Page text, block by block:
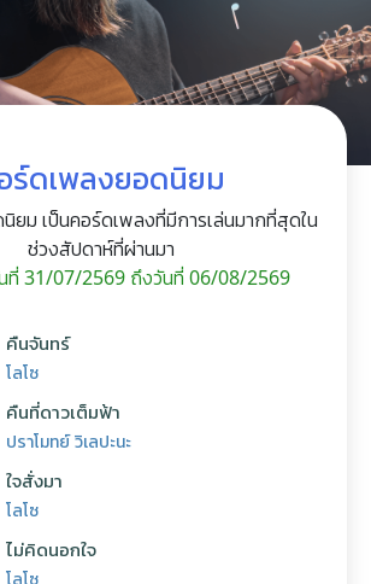
ร์ดเพลงยอดนิยม
ยม เป็นคอร์ดเพลงที่มีการเล่นมากที่สุดใน
ช่วงสัปดาห์ที่ผ่านมา
ที่ 31/07/2569 ถึงวันที่ 06/08/2569
คืนจันทร์
โลโซ
คืนที่ดาวเต็มฟ้า
ปราโมทย์ วิเลปะนะ
ใจสั่งมา
โลโซ
ไม่คิดนอกใจ
โลโซ